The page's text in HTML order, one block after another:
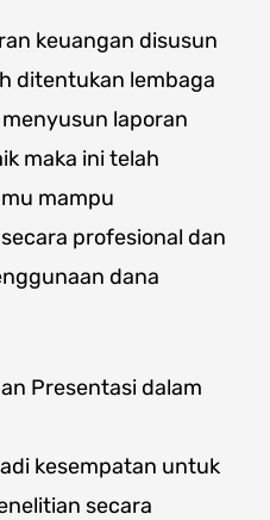
keuangan disusun
ditentukan lembaga
laporan
maka ini telah
mampu
profesional dan
dana
Presentasi dalam
kesempatan untuk
secara